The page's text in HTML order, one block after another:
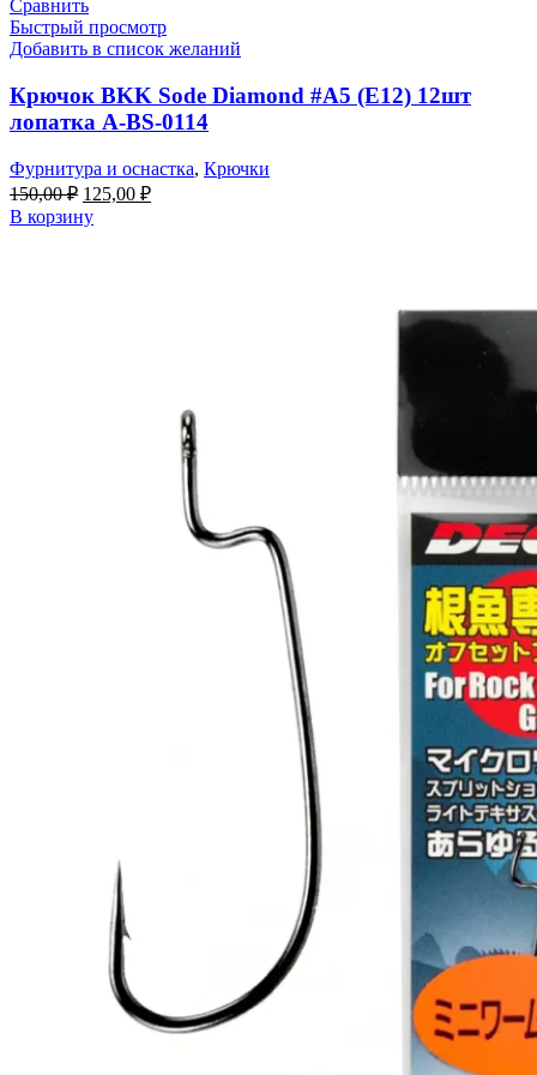
Сравнить
Быстрый просмотр
Добавить в список желаний
Крючок BKK Sode Diamond #A5 (E12) 12шт
лопатка A-BS-0114
Фурнитура и оснастка, Крючки
150,00₽ 125,00 ₽
В корзину